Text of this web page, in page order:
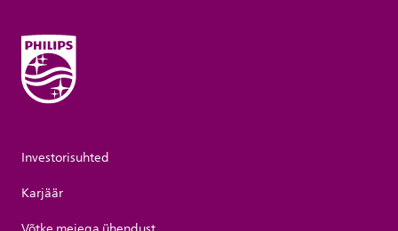
Investorisuhted
Karjäär